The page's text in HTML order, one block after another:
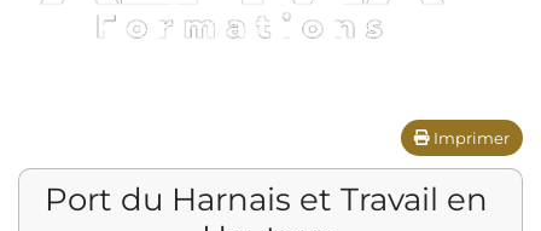
Imprimer
Port du Harnais et Travail en